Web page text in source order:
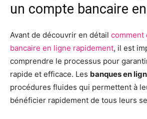
un compte bancaire
Avant de découvrir en détail comment
bancaire en ligne rapidement, il est
comprendre le processus pour
rapide et efficace. Les banques en
procédures fluides qui permettent à
bénéficier rapidement de tous leurs